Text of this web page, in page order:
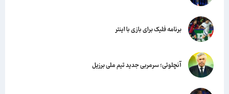
برنامه فلیک برای بازی با اینتر
آنچلوتی؛ سرمربی جدید تیم ملی برزیل